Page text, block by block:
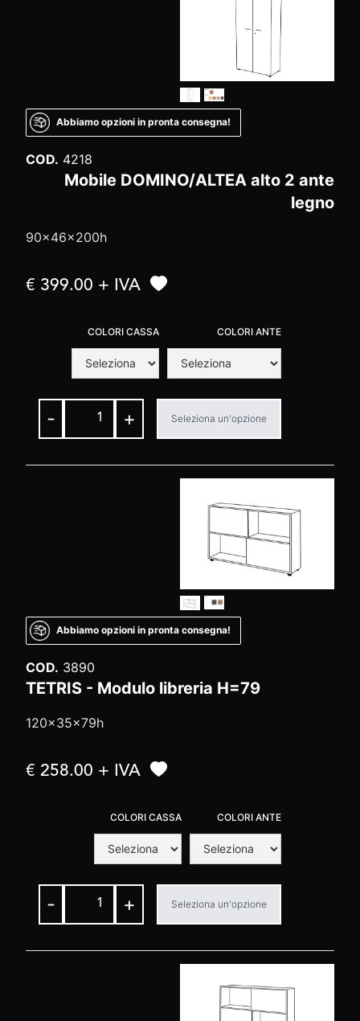
Abbiamo opzioni in pronta consegna!
COD. 4218
Mobile DOMINO/ALTEA alto 2 ante
legno
90x46x200h
€ 399.00 + IVA
COLORI CASSA COLORI ANTE
- + Seleziona un'opzione
Abbiamo opzioni in pronta consegna!
COD. 3890
TETRIS - Modulo libreria H=79
120x35x79h
€ 258.00 + IVA
COLORI CASSA COLORI ANTE
- + Seleziona un'opzione